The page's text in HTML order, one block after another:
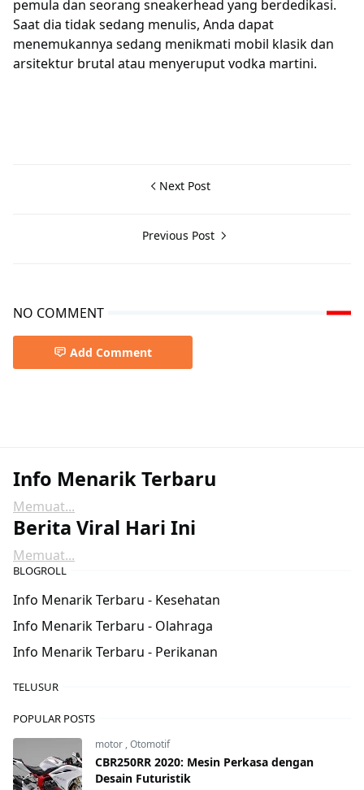
pemula dan seorang sneakerhead yang berdedikasi.
Saat dia tidak sedang menulis, Anda dapat
menemukannya sedang menikmati mobil klasik dan
arsitektur brutal atau menyeruput vodka martini.
Next Post
Previous Post
NO COMMENT
Add Comment
Info Menarik Terbaru
Memuat...
Berita Viral Hari Ini
Memuat...
BLOGROLL
Info Menarik Terbaru - Kesehatan
Info Menarik Terbaru - Olahraga
Info Menarik Terbaru - Perikanan
TELUSUR
POPULAR POSTS
motor ,Otomotif
CBR250RR 2020: Mesin Perkasa dengan
Desain Futuristik